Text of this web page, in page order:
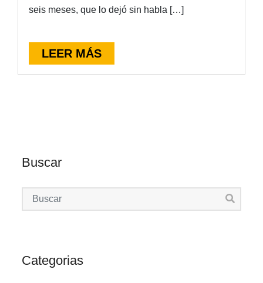
seis meses, que lo dejó sin habla […]
LEER MÁS
Buscar
Categorias